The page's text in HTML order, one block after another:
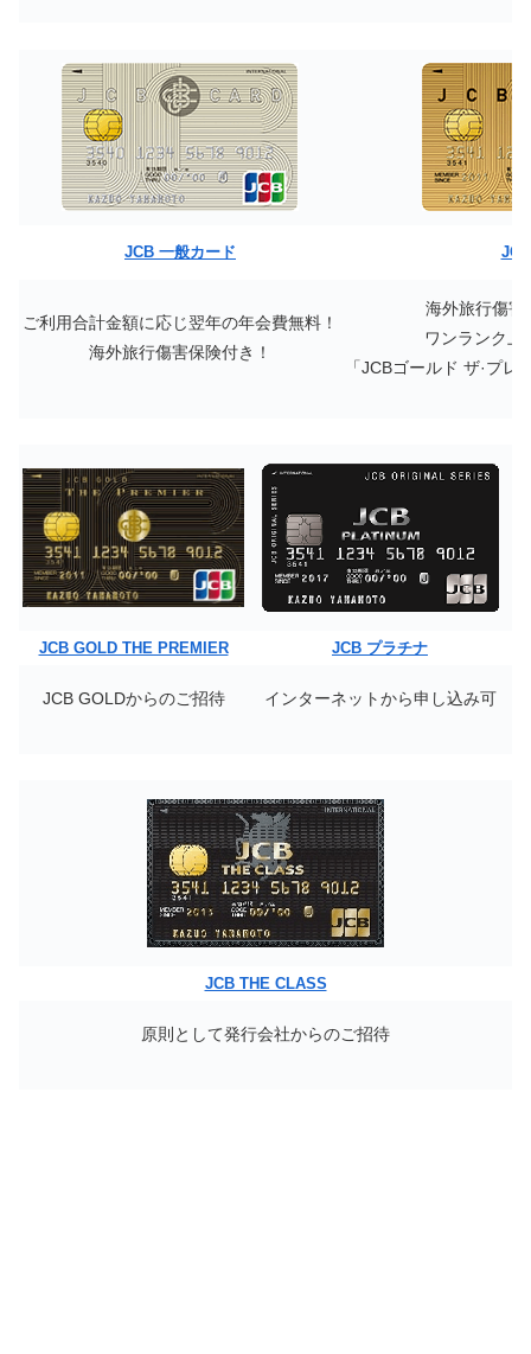
JCB 一般カード
ご利用合計金額に応じ翌年の年会費無料！
海外旅行傷害保険付き！
海外旅行傷害
ワンランク上
「JCBゴールド ザ·プ
JCB GOLD THE PREMIER JCB プラチナ
JCB GOLDからのご招待 インターネットから申し込み可
JCB THE CLASS
原則として発行会社からのご招待